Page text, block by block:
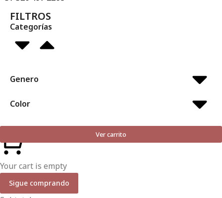
FILTROS
Categorías
Genero
Color
Ver carrito
Your cart is empty
Sigue comprando